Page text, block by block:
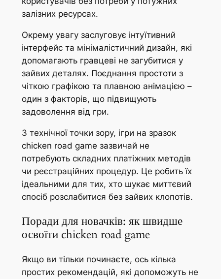
залізних ресурсах.
Окрему увагу заслуговує інтуїтивний
інтерфейс та мінімалістичний дизайн, які
допомагають гравцеві не загубитися у
зайвих деталях. Поєднання простоти з
чіткою графікою та плавною анімацією –
один з факторів, що підвищують
задоволення від гри.
З технічної точки зору, ігри на зразок
chicken road game зазвичай не
потребують складних платіжних методів
чи реєстраційних процедур. Це робить їх
ідеальними для тих, хто шукає миттєвий
спосіб розслабитися без зайвих клопотів.
Поради для новачків: як швидше
освоїти chicken road game
Якщо ви тільки починаєте, ось кілька
простих рекомендацій, які допоможуть не